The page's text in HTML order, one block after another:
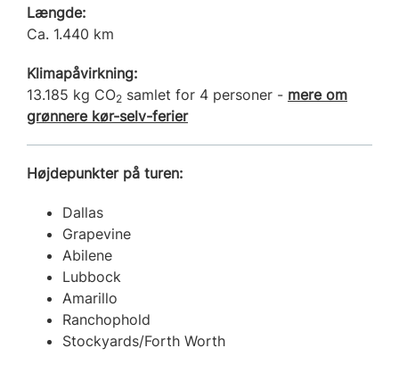
Længde:
Ca. 1.440 km
Klimapåvirkning:
13.185 kg CO2 samlet for 4 personer - mere om
grønnere kør-selv-ferier
Højdepunkter på turen:
Dallas
Grapevine
Abilene
Lubbock
Amarillo
Ranchophold
Stockyards/Forth Worth